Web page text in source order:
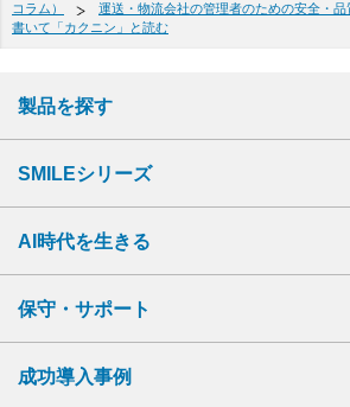
コラム）
運送・物流会社の管理者のための安全・品
書いて「カクニン」と読む
製品を探す
SMILEシリーズ
AI時代を生きる
保守・サポート
成功導入事例